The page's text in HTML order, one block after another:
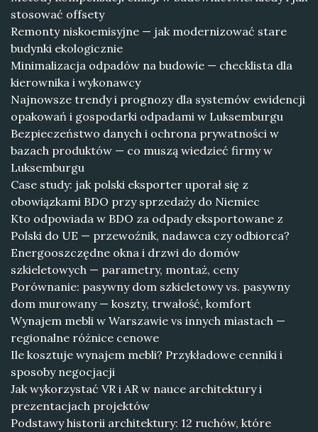
stosować offsety
Remonty niskoemisyjne — jak modernizować stare
budynki ekologicznie
Minimalizacja odpadów na budowie — checklista dla
kierownika i wykonawcy
Najnowsze trendy i prognozy dla systemów ewidencji
opakowań i gospodarki odpadami w Luksemburgu
Bezpieczeństwo danych i ochrona prywatności w
bazach produktów — co muszą wiedzieć firmy w
Luksemburgu
Case study: jak polski eksporter uporał się z
obowiązkami BDO przy sprzedaży do Niemiec
Kto odpowiada w BDO za odpady eksportowane z
Polski do UE — przewoźnik, nadawca czy odbiorca?
Energooszczędne okna i drzwi do domów
szkieletowych — parametry, montaż, ceny
Porównanie: pasywny dom szkieletowy vs. pasywny
dom murowany — koszty, trwałość, komfort
Wynajem mebli w Warszawie vs innych miastach —
regionalne różnice cenowe
Ile kosztuje wynajem mebli? Przykładowe cenniki i
sposoby negocjacji
Jak wykorzystać VR i AR w nauce architektury i
prezentacjach projektów
Podstawy historii architektury: 12 ruchów, które